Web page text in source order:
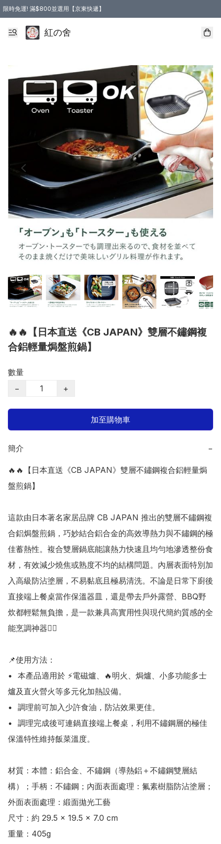
限時免運! 滿$800並選用【京東快遞】
紅の舍
🔥🔥【日本直送《CB JAPAN》雙層不鏽鋼複
合鋁輕量焗盤煎鍋】
數量
−
+
加至購物車
簡介 −
🔥🔥【日本直送《CB JAPAN》雙層不鏽鋼複合鋁輕量焗
盤煎鍋】
這款由日本著名家居品牌 CB JAPAN 推出的雙層不鏽鋼複
合鋁焗盤煎鍋，巧妙結合鋁合金的高效導熱力與不鏽鋼的極
佳蓄熱性。複合雙層鍋底能讓熱力快速且均勻地滲透整份食
材，有效減少燒焦或熟度不均的結構問題。內層表面特別加
入高級防沾塗層，不易黏底且極易清洗。不論是日常下廚後
直接端上餐桌當作保溫器皿，還是帶去戶外露營、BBQ野
炊都輕鬆無負擔，是一款兼具高實用性與現代簡約質感的全
能烹調神器👍🏻
📌使用方法：
•	本產品適用於 ⚡電磁爐、🔥明火、焗爐、小多功能多士
爐及直火營火等多元化加熱設備。
•	調理前可加入少許食油，防沾效果更佳。
•	調理完成後可連鍋直接端上餐桌，利用不鏽鋼層的極佳
保溫特性維持飯菜溫度。
材質：本體：鋁合金、不鏽鋼（導熱鋁＋不鏽鋼雙層結
構）；手柄：不鏽鋼；內面表面處理：氟素樹脂防沾塗層；
外面表面處理：緞面拋光工藝
尺寸：約 29.5 × 19.5 × 7.0 cm
重量：405g